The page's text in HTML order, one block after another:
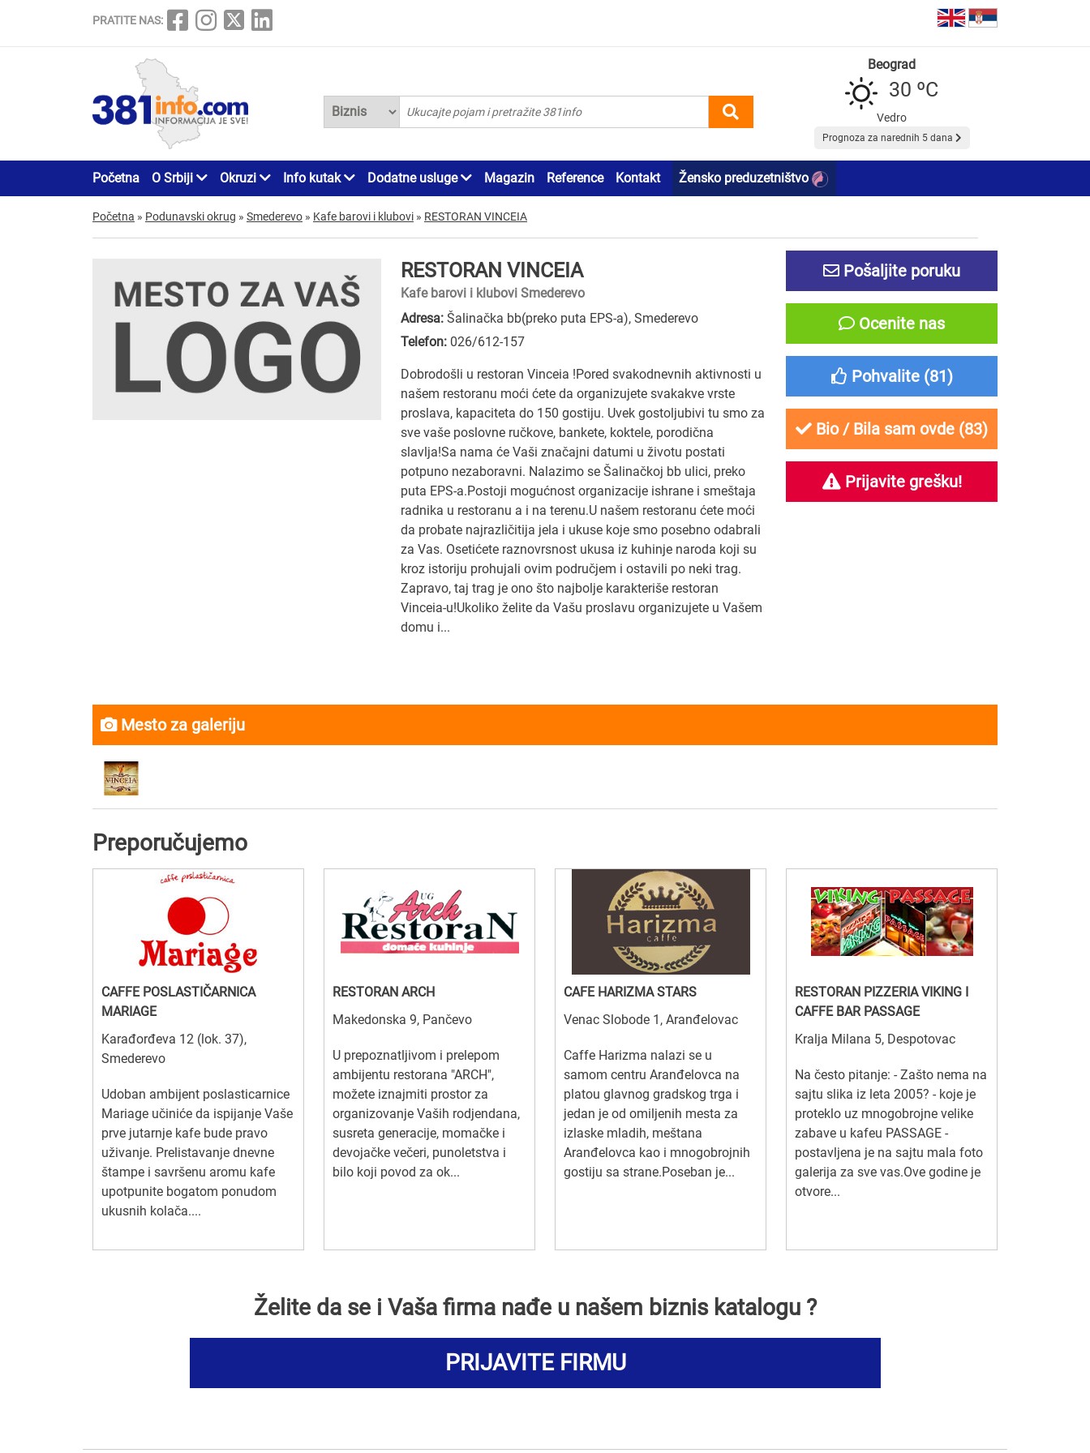
PRATITE NAS:
Beograd
30 ºC
Vedro
Prognoza za narednih 5 dana
Početna O Srbiji Okruzi Info kutak Dodatne usluge Magazin Reference Kontakt Žensko preduzetništvo
Početna » Podunavski okrug » Smederevo » Kafe barovi i klubovi » RESTORAN VINCEIA
RESTORAN VINCEIA
Kafe barovi i klubovi Smederevo
Adresa: Šalinačka bb(preko puta EPS-a), Smederevo
Telefon: 026/612-157
Dobrodošli u restoran Vinceia !Pored svakodnevnih aktivnosti u
našem restoranu moći ćete da organizujete svakakve vrste
proslava, kapaciteta do 150 gostiju. Uvek gostoljubivi tu smo za
sve vaše poslovne ručkove, bankete, koktele, porodična
slavlja!Sa nama će Vaši značajni datumi u životu postati
potpuno nezaboravni. Nalazimo se Šalinačkoj bb ulici, preko
puta EPS-a.Postoji mogućnost organizacije ishrane i smeštaja
radnika u restoranu a i na terenu.U našem restoranu ćete moći
da probate najrazličitija jela i ukuse koje smo posebno odabrali
za Vas. Osetićete raznovrsnost ukusa iz kuhinje naroda koji su
kroz istoriju prohujali ovim područjem i ostavili po neki trag.
Zapravo, taj trag je ono što najbolje karakteriše restoran
Vinceia-u!Ukoliko želite da Vašu proslavu organizujete u Vašem
domu i...
Pošaljite poruku
Ocenite nas
Pohvalite (81)
Bio / Bila sam ovde (83)
Prijavite grešku!
Mesto za galeriju
Preporučujemo
CAFFE POSLASTIČARNICA
MARIAGE
Karađorđeva 12 (lok. 37),
Smederevo
Udoban ambijent poslasticarnice
Mariage učiniće da ispijanje Vaše
prve jutarnje kafe bude pravo
uživanje. Prelistavanje dnevne
štampe i savršenu aromu kafe
upotpunite bogatom ponudom
ukusnih kolača....
RESTORAN ARCH
Makedonska 9, Pančevo
U prepoznatljivom i prelepom
ambijentu restorana "ARCH",
možete iznajmiti prostor za
organizovanje Vaših rodjendana,
susreta generacije, momačke i
devojačke večeri, punoletstva i
bilo koji povod za ok...
CAFE HARIZMA STARS
Venac Slobode 1, Aranđelovac
Caffe Harizma nalazi se u
samom centru Aranđelovca na
platou glavnog gradskog trga i
jedan je od omiljenih mesta za
izlaske mladih, meštana
Aranđelovca kao i mnogobrojnih
gostiju sa strane.Poseban je...
RESTORAN PIZZERIA VIKING I
CAFFE BAR PASSAGE
Kralja Milana 5, Despotovac
Na često pitanje: - Zašto nema na
sajtu slika iz leta 2005? - koje je
proteklo uz mnogobrojne velike
zabave u kafeu PASSAGE -
postavljena je na sajtu mala foto
galerija za sve vas.Ove godine je
otvore...
Želite da se i Vaša firma nađe u našem biznis katalogu ?
PRIJAVITE FIRMU